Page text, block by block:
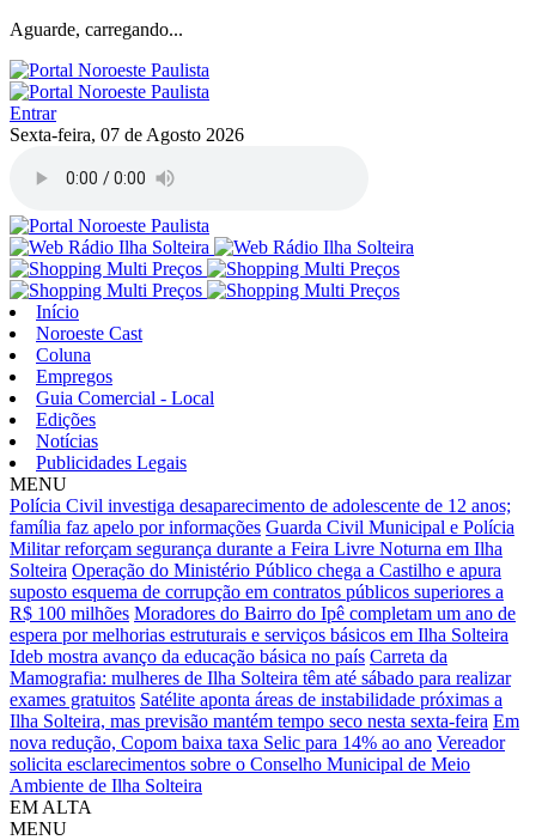
Aguarde, carregando...
Entrar
Sexta-feira, 07 de Agosto 2026
Início
Noroeste Cast
Coluna
Empregos
Guia Comercial - Local
Edições
Notícias
Publicidades Legais
MENU
Polícia Civil investiga desaparecimento de adolescente de 12 anos;
família faz apelo por informações Guarda Civil Municipal e Polícia
Militar reforçam segurança durante a Feira Livre Noturna em Ilha
Solteira Operação do Ministério Público chega a Castilho e apura
suposto esquema de corrupção em contratos públicos superiores a
R$ 100 milhões Moradores do Bairro do Ipê completam um ano de
espera por melhorias estruturais e serviços básicos em Ilha Solteira
Ideb mostra avanço da educação básica no país Carreta da
Mamografia: mulheres de Ilha Solteira têm até sábado para realizar
exames gratuitos Satélite aponta áreas de instabilidade próximas a
Ilha Solteira, mas previsão mantém tempo seco nesta sexta-feira Em
nova redução, Copom baixa taxa Selic para 14% ao ano Vereador
solicita esclarecimentos sobre o Conselho Municipal de Meio
Ambiente de Ilha Solteira
EM ALTA
MENU